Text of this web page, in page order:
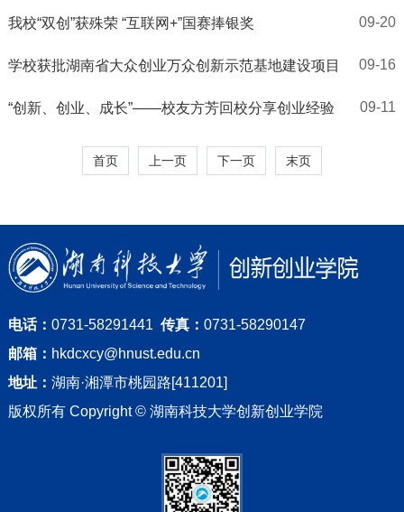
我校“双创”获殊荣 “互联网+”国赛捧银奖 09-20
学校获批湖南省大众创业万众创新示范基地建设项目 09-16
“创新、创业、成长”——校友方芳回校分享创业经验 09-11
首页 上一页 下一页 末页
电话： 0731-58291441 传真： 0731-58290147
邮箱： hkdcxcy@hnust.edu.cn
地址： 湖南·湘潭市桃园路[411201]
版权所有 Copyright © 湖南科技大学创新创业学院